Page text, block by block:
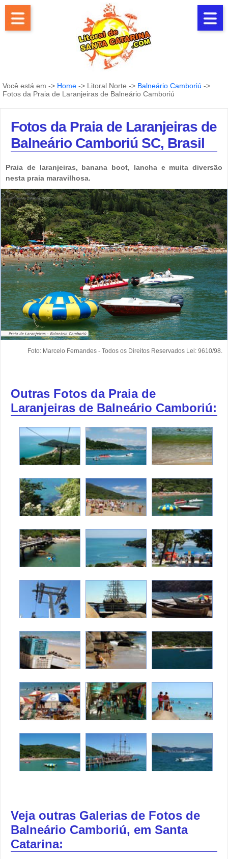
Você está em -> Home -> Litoral Norte -> Balneário Camboriú ->
Fotos da Praia de Laranjeiras de Balneário Camboriú
Fotos da Praia de Laranjeiras de
Balneário Camboriú SC, Brasil
Praia de laranjeiras, banana boot, lancha e muita diversão
nesta praia maravilhosa.
Foto: Marcelo Fernandes - Todos os Direitos Reservados Lei: 9610/98.
Outras Fotos da Praia de
Laranjeiras de Balneário Camboriú:
Veja outras Galerias de Fotos de
Balneário Camboriú, em Santa
Catarina: